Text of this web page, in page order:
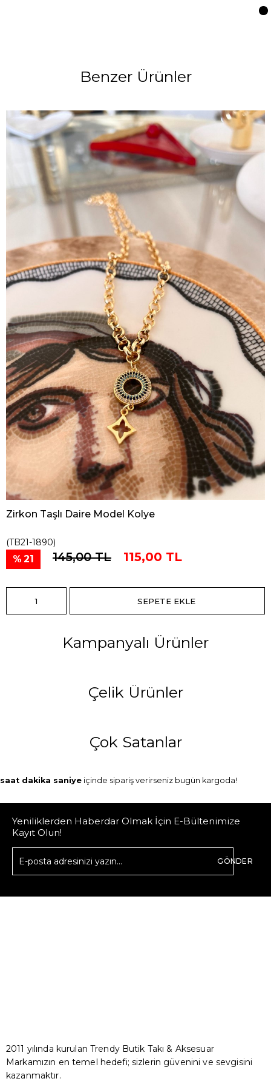
Benzer Ürünler
Zirkon Taşlı Daire Model Kolye
(TB21-1890)
21 145,00 TL 115,00 TL
Kampanyalı Ürünler
Çelik Ürünler
Çok Satanlar
saat dakika saniye içinde sipariş verirseniz bugün kargoda!
Yeniliklerden Haberdar Olmak İçin E-Bültenimize
Kayıt Olun!
GÖNDER
2011 yılında kurulan Trendy Butik Takı & Aksesuar
Markamızın en temel hedefi; sizlerin güvenini ve sevgisini
kazanmaktır.